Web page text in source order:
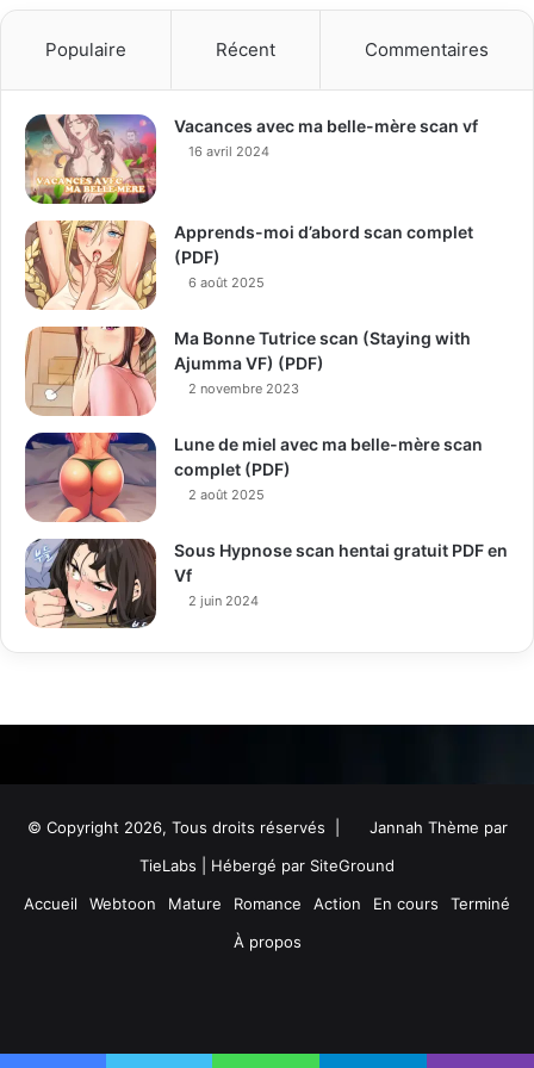
Populaire Récent Commentaires
Vacances avec ma belle-mère scan vf
16 avril 2024
Apprends-moi d’abord scan complet
(PDF)
6 août 2025
Ma Bonne Tutrice scan (Staying with
Ajumma VF) (PDF)
2 novembre 2023
Lune de miel avec ma belle-mère scan
complet (PDF)
2 août 2025
Sous Hypnose scan hentai gratuit PDF en
Vf
2 juin 2024
© Copyright 2026, Tous droits réservés |
Jannah Thème par
TieLabs | Hébergé par SiteGround
Accueil
Webtoon Mature Romance Action En cours
Terminé
À propos